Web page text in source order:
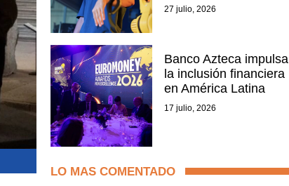
27 julio, 2026
Banco Azteca impulsa
la inclusión financiera
en América Latina
17 julio, 2026
LO MAS COMENTADO